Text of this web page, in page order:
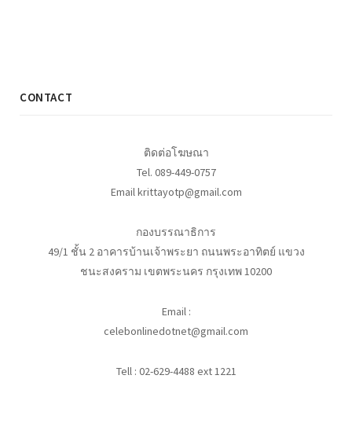
CONTACT
ติดต่อโฆษณา
Tel. 089-449-0757
Email krittayotp@gmail.com
กองบรรณาธิการ
49/1 ชั้น 2 อาคารบ้านเจ้าพระยา ถนนพระอาทิตย์ แขวง
ชนะสงคราม เขตพระนคร กรุงเทพ 10200
Email :
celebonlinedotnet@gmail.com
Tell : 02-629-4488 ext 1221